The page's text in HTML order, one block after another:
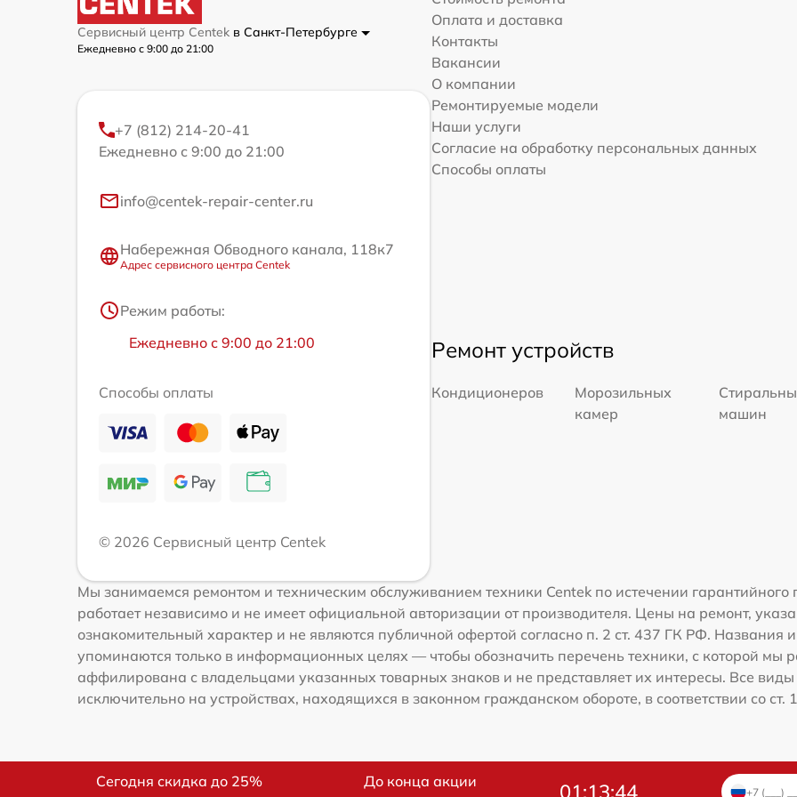
Сервисный центр Centek в Санкт-Петербурге
Ежедневно с 9:00 до 21:00
+7 (812) 214-20-41
Ежедневно с 9:00 до 21:00
info@centek-repair-center.ru
Набережная Обводного канала, 118к7
Адрес сервисного центра Centek
Режим работы:
Ежедневно с 9:00 до 21:00
Способы оплаты
© 2026 Сервисный центр Centek
Оплата и доставка
Контакты
Вакансии
О компании
Ремонтируемые модели
Наши услуги
Согласие на обработку персональных данных
Способы оплаты
Ремонт устройств
Кондиционеров
Морозильных
камер
машин
Мы занимаемся ремонтом и техническим обслуживанием техники Centek по истечении
работает независимо и не имеет официальной авторизации от производителя. Цены на ремонт,
ознакомительный характер и не являются публичной офертой согласно п. 2 ст. 437 ГК РФ. Названия
упоминаются только в информационных целях — чтобы обозначить перечень техники, с которой мы
аффилирована с владельцами указанных товарных знаков и не представляет их интересы. Все
исключительно на устройствах, находящихся в законном гражданском обороте, в соответствии со
Сегодня скидка до 25%
До конца акции
01:13:43